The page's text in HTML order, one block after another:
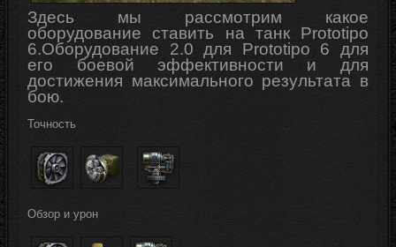
Здесь мы рассмотрим какое
оборудование ставить на танк Prototipo
6.Оборудование 2.0 для Prototipo 6 для
его боевой эффективности и для
достижения максимального результата в
бою.
Точность
Обзор и урон